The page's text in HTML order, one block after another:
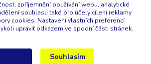
zpříjemnění používání webu, analytické
souhlasu také pro účely cílení reklamy
cookies. Nastavení vlastních preferencí
upravit odkazem ve spodní části stránek.
Souhlasím